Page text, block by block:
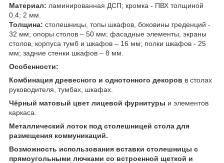
Материал: ламинированная ДСП; кромка - ПВХ толщиной
0,4; 2 мм.
Толщина: столешницы, топы шкафов, боковины греденций -
32 мм; опоры столов – 50 мм; фасадные элементы, экраны
столов, корпуса тумб и шкафов – 16 мм; полки шкафов - 25
мм; задние стенки шкафов – 8 мм.
Особенности:
Комбинация древесного и однотонного декоров в столах
руководителя, тумбах, шкафах.
Чёрный матовый цвет лицевой фурнитуры и элементов
каркаса.
Металлический лоток под столешницей стола для
размещения коммуникаций.
Возможность использования вставки столешницы с
прямоугольными лючками со встроенной щеткой и